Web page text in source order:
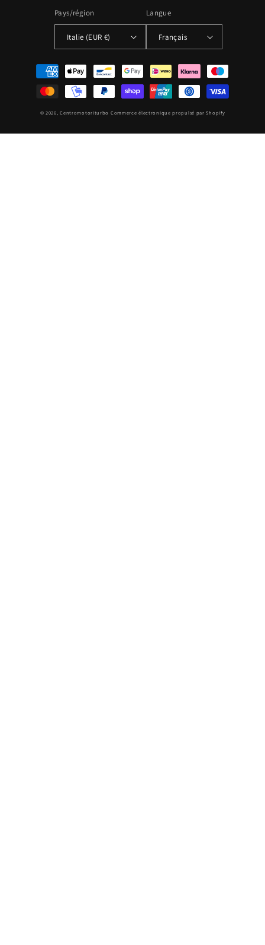
Pays/région
Italie (EUR €)
Langue
Français
Moyens
paiement
© 2026,Centromotoriturbo Commerce électronique propulsé par Shopify